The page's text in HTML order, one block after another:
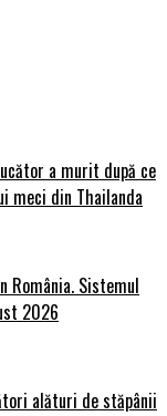
a murit după ce
meci din Thailanda
România. Sistemul
2026
alături de stăpânii